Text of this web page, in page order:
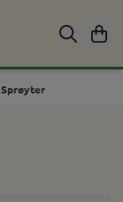
Sprøyter